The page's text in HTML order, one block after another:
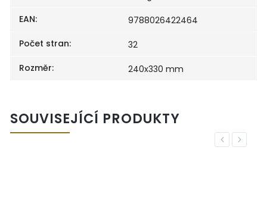
EAN:
9788026422464
Počet stran:
32
Rozměr: 240x330 mm
SOUVISEJÍCÍ PRODUKTY
Previous
Next